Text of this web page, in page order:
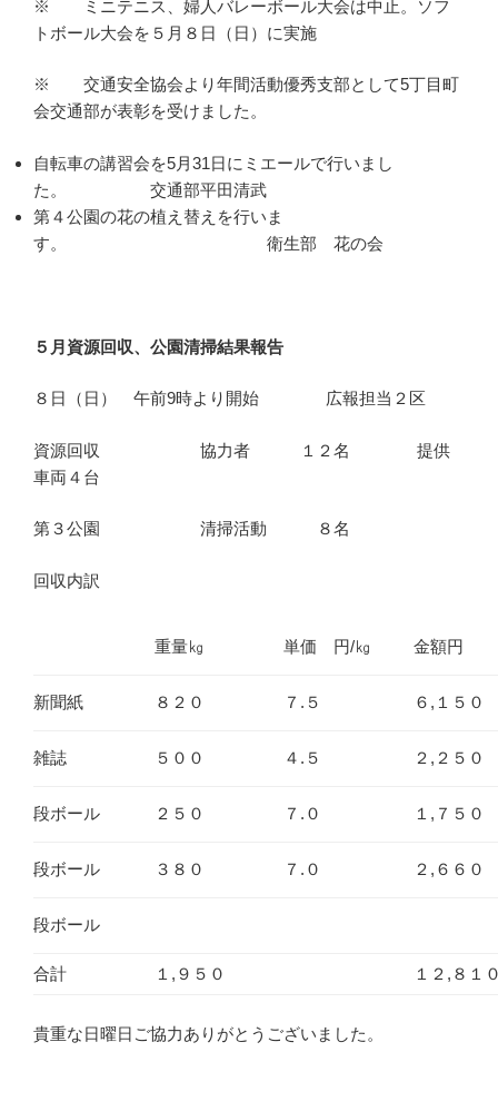
※ ミニテニス、婦人バレーボール大会は中止。ソフ
トボール大会を５月８日（日）に実施
※ 交通安全協会より年間活動優秀支部として5丁目町
会交通部が表彰を受けました。
自転車の講習会を5月31日にミエールで行いまし
た。 交通部平田清武
第４公園の花の植え替えを行いま
す。 衛生部 花の会
５月資源回収、公園清掃結果報告
８日（日） 午前9時より開始 広報担当２区
資源回収 協力者 １２名 提供
車両４台
第３公園 清掃活動 ８名
回収内訳
重量㎏ 単価 円/㎏ 金額円
新聞紙 ８２０ ７.５ ６,１５０
雑誌 ５００ ４.５ ２,２５０
段ボール ２５０ ７.０ １,７５０
段ボール ３８０ ７.０ ２,６６０
段ボール
合計 １,９５０ １２,８１
貴重な日曜日ご協力ありがとうございました。